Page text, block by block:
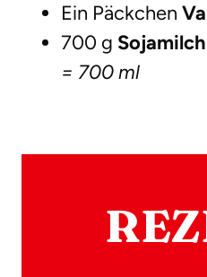
Ein Päckchen
700 g Sojamilch
= 700 ml